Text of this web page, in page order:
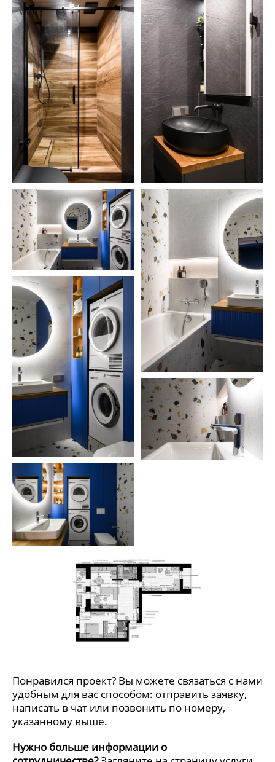
Понравился проект? Вы можете связаться с нами
удобным для вас способом: отправить заявку,
написать в чат или позвонить по номеру,
указанному выше.
Нужно больше информации о